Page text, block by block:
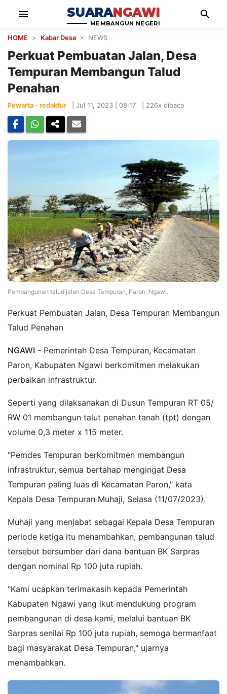
menu SUARANGAWI
MEMBANGUN NEGERI
search
HOME > Kabar Desa > NEWS
Perkuat Pembuatan Jalan, Desa
Tempuran Membangun Talud
Penahan
Pewarta - redaktur Jul 11, 2023 | 08:17 226x dibaca
Pembangunan talud jalan Desa Tempuran, Paron, Ngawi.
Perkuat Pembuatan Jalan, Desa Tempuran Membangun
Talud Penahan
NGAWI - Pemerintah Desa Tempuran, Kecamatan
Paron, Kabupaten Ngawi berkomitmen melakukan
perbaikan infrastruktur.
Seperti yang dilaksanakan di Dusun Tempuran RT 05/
RW 01 membangun talut penahan tanah (tpt) dengan
volume 0,3 meter x 115 meter.
"Pemdes Tempuran berkomitmen membangun
infrastruktur, semua bertahap mengingat Desa
Tempuran paling luas di Kecamatan Paron," kata
Kepala Desa Tempuran Muhaji, Selasa (11/07/2023).
Muhaji yang menjabat sebagai Kepala Desa Tempuran
periode ketiga itu menambahkan, pembangunan talud
tersebut bersumber dari dana bantuan BK Sarpras
dengan nominal Rp 100 juta rupiah.
"Kami ucapkan terimakasih kepada Pemerintah
Kabupaten Ngawi yang ikut mendukung program
pembangunan di desa kami, melalui bantuan BK
Sarpras senilai Rp 100 juta rupiah, semoga bermanfaat
bagi masyarakat Desa Tempuran," ujarnya
menambahkan.